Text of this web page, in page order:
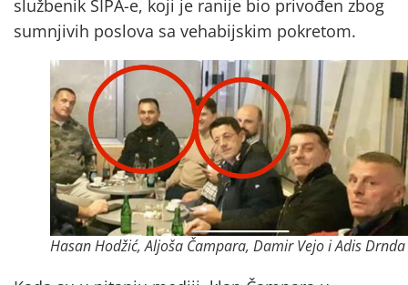
službenik SIPA-e, koji je ranije bio privođen zbog
sumnjivih poslova sa vehabijskim pokretom.
Hasan Hodžić, Aljoša Čampara, Damir Vejo i Adis Drnda